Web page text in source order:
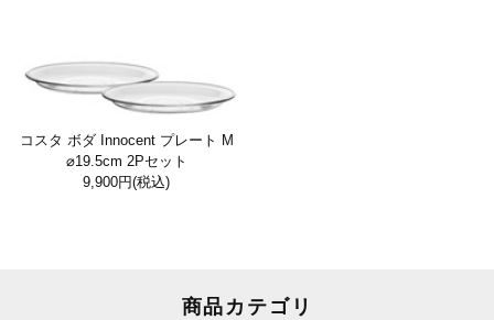
コスタ ボダ Innocent プレート M
⌀19.5cm 2Pセット
9,900円(税込)
商品カテゴリ